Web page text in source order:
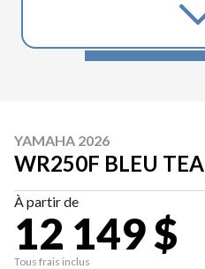
YAMAHA 2026
WR250F BLEU
À partir de
12 149 $
Tous frais inclus